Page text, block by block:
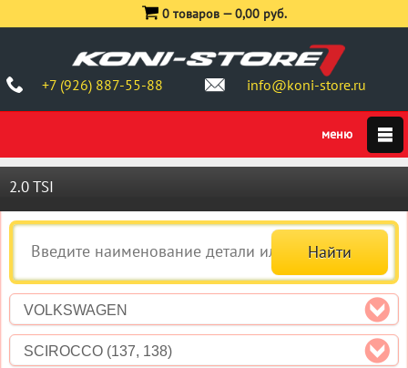
+7 (926) 887-55-88 info@koni-store.ru
0 товаров —0,00 руб.
2.0 TSI
VOLKSWAGEN
SCIROCCO (137, 138)